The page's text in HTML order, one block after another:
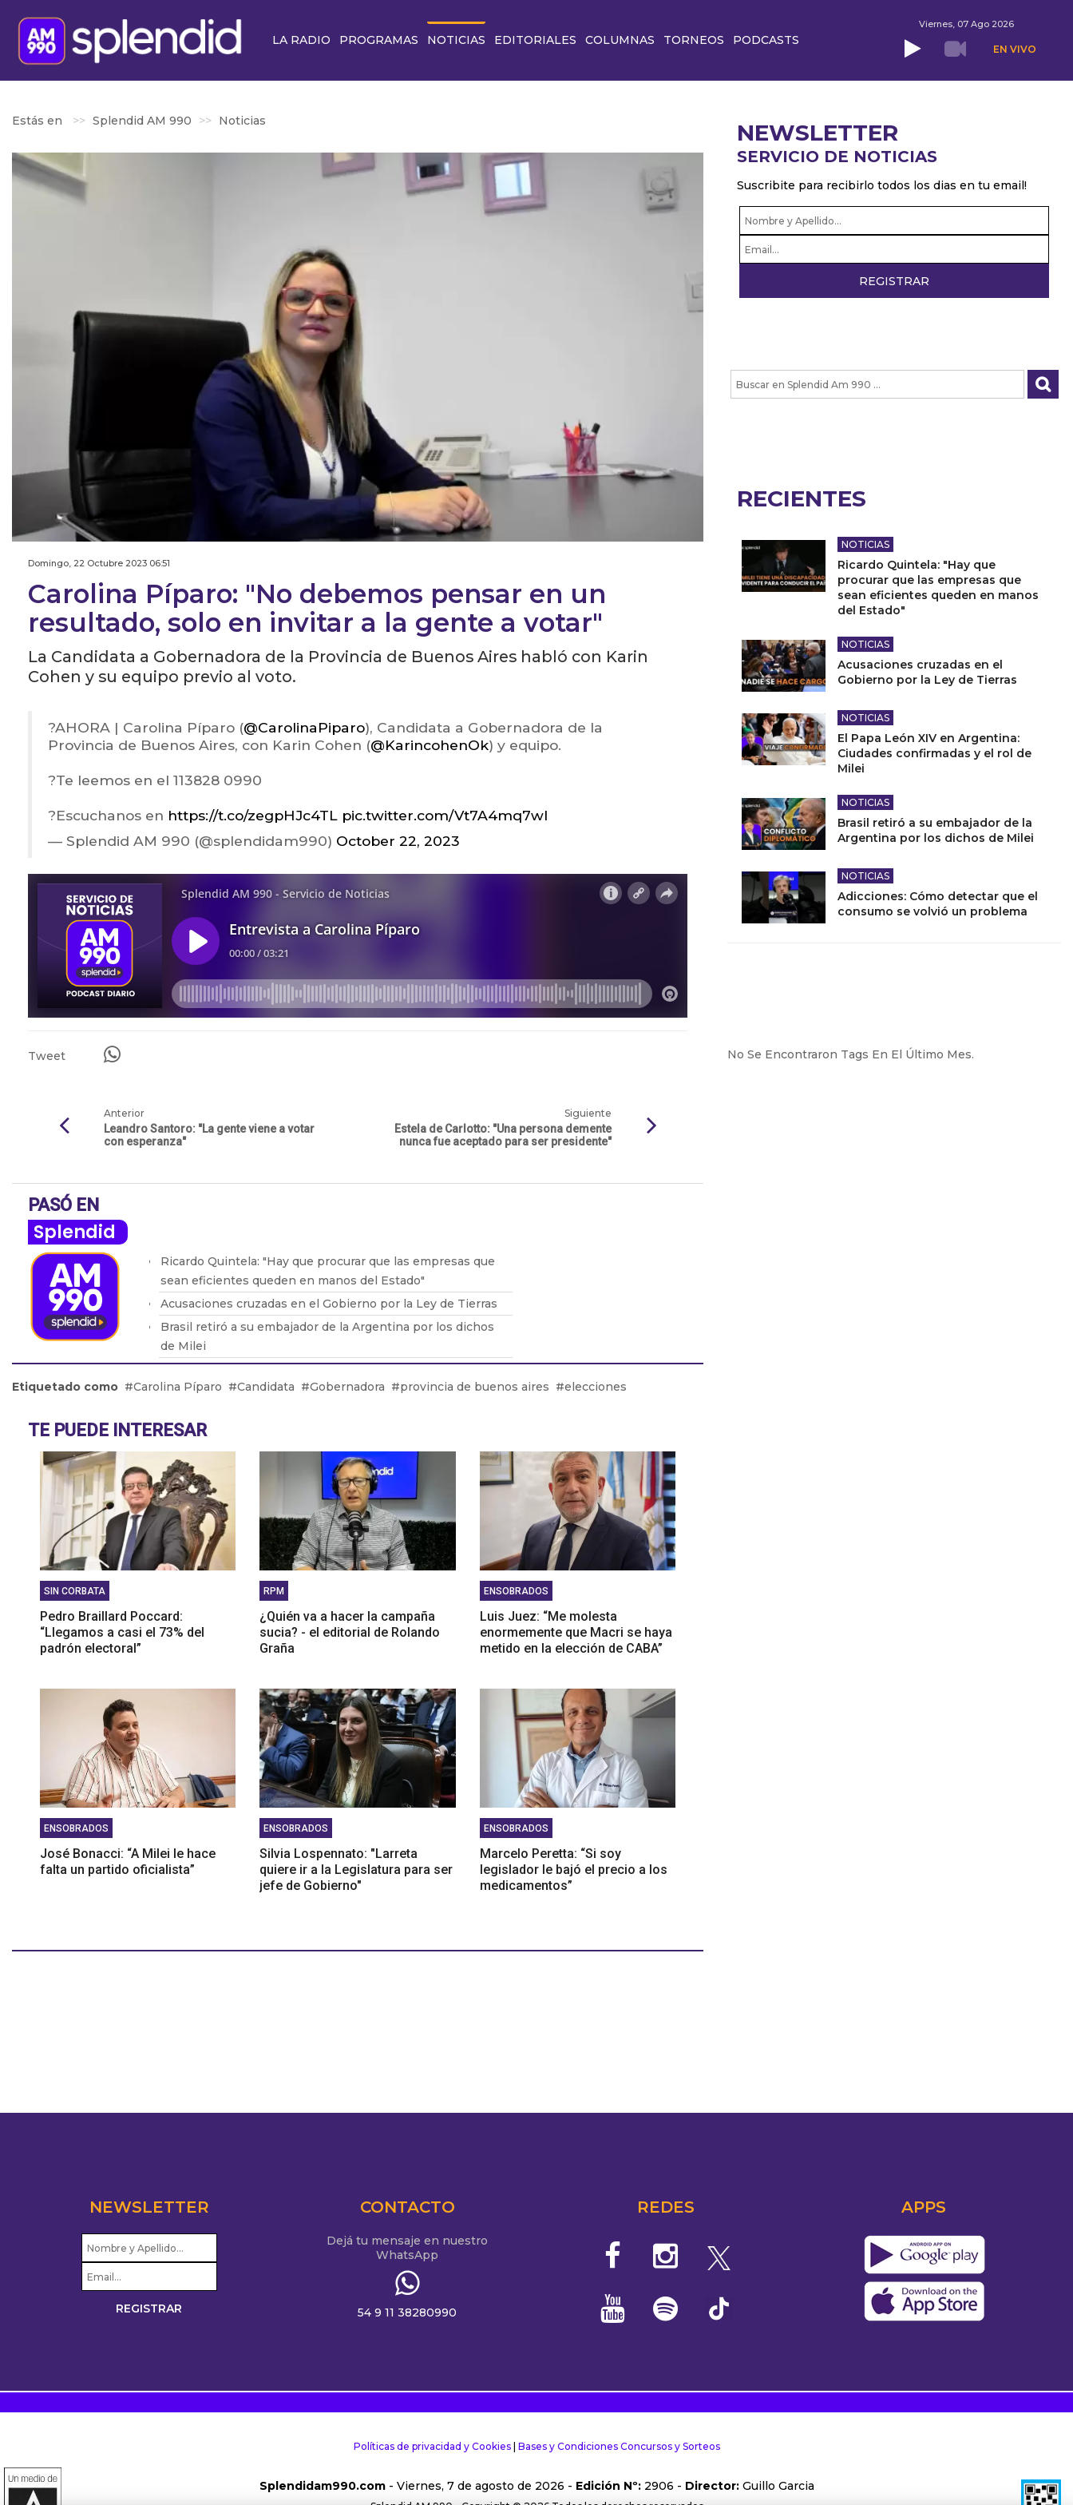
LA RADIO PROGRAMAS NOTICIAS EDITORIALES COLUMNAS TORNEOS PODCASTS
Viernes, 07 Ago 2026
EN VIVO
Estás en Splendid AM 990 Noticias
Domingo, 22 Octubre 2023 06:51
Carolina Píparo: "No debemos pensar en un
resultado, solo en invitar a la gente a votar"
La Candidata a Gobernadora de la Provincia de Buenos Aires habló con Karin
Cohen y su equipo previo al voto.
?️AHORA | Carolina Píparo (@CarolinaPiparo), Candidata a Gobernadora de la
Provincia de Buenos Aires, con Karin Cohen (@KarincohenOk) y equipo.
?Te leemos en el 113828 0990
?Escuchanos en https://t.co/zegpHJc4TL pic.twitter.com/Vt7A4mq7wI
— Splendid AM 990 (@splendidam990) October 22, 2023
Tweet
Anterior
Leandro Santoro: "La gente viene a votar
con esperanza"
Siguiente
Estela de Carlotto: "Una persona demente
nunca fue aceptado para ser presidente"
PASÓ EN
Splendid
Ricardo Quintela: "Hay que procurar que las empresas que
sean eficientes queden en manos del Estado"
Acusaciones cruzadas en el Gobierno por la Ley de Tierras
Brasil retiró a su embajador de la Argentina por los dichos
de Milei
Adicciones: Cómo detectar que el consumo se volvió un
problema
de Bareiro
Etiquetado como Carolina Píparo Candidata Gobernadora provincia de buenos aires elecciones
TE PUEDE INTERESAR
SIN CORBATA
Pedro Braillard Poccard:
“Llegamos a casi el 73% del
padrón electoral”
RPM
¿Quién va a hacer la campaña
sucia? - el editorial de Rolando
Graña
ENSOBRADOS
Luis Juez: “Me molesta
enormemente que Macri se haya
metido en la elección de CABA”
ENSOBRADOS
José Bonacci: “A Milei le hace
falta un partido oficialista”
ENSOBRADOS
Silvia Lospennato: "Larreta
quiere ir a la Legislatura para ser
jefe de Gobierno"
ENSOBRADOS
Marcelo Peretta: “Si soy
legislador le bajó el precio a los
medicamentos”
NEWSLETTER
SERVICIO DE NOTICIAS
Suscribite para recibirlo todos los dias en tu email!
RECIENTES
NOTICIAS
Ricardo Quintela: "Hay que
procurar que las empresas que
sean eficientes queden en manos
del Estado"
NOTICIAS
Acusaciones cruzadas en el
Gobierno por la Ley de Tierras
NOTICIAS
El Papa León XIV en Argentina:
Ciudades confirmadas y el rol de
Milei
NOTICIAS
Brasil retiró a su embajador de la
Argentina por los dichos de Milei
NOTICIAS
Adicciones: Cómo detectar que el
consumo se volvió un problema
No Se Encontraron Tags En El Último Mes.
NEWSLETTER CONTACTO
Dejá tu mensaje en nuestro
WhatsApp
54 9 11 38280990
REDES APPS
Políticas de privacidad y Cookies| Bases y Condiciones Concursos y Sorteos
Splendidam990.com- Viernes, 7 de agosto de 2026 - Edición Nº:2906 - Director:Guillo Garcia